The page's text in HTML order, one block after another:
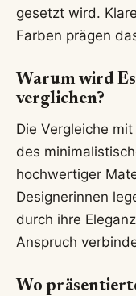
gesetzt wird.
Farben prägen
Warum wird
verglichen?
Die Vergleiche
des
hochwertiger
Designerinnen
durch ihre
Anspruch
Wo